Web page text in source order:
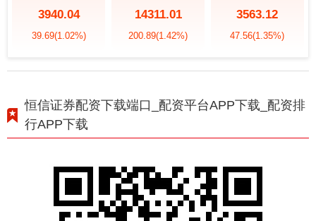
3940.04
39.69(1.02%)
14311.01
200.89(1.42%)
3563.12
47.56(1.35%)
恒信证券配资下载端口_配资平台APP下载_配资排
行APP下载